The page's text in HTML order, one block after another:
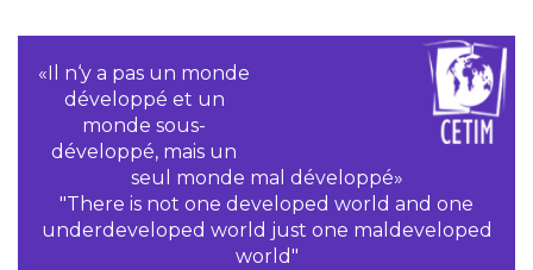
«Il n‘y a pas un monde
développé et un
monde sous-
développé, mais un
seul monde mal développé»
"There is not one developed world and one
underdeveloped world just one maldeveloped
world"